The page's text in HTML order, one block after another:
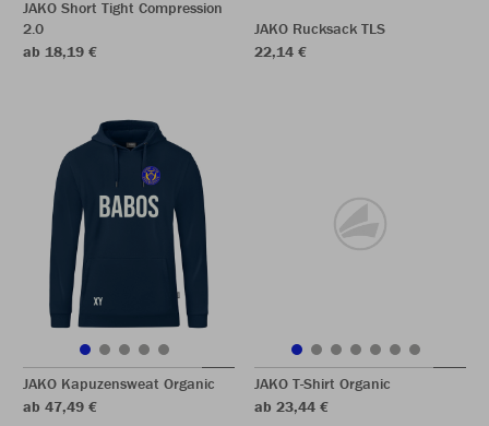
JAKO Short Tight Compression
2.0
ab 18,19 €
JAKO Rucksack TLS
22,14 €
JAKO Kapuzensweat Organic
ab 47,49 €
JAKO T-Shirt Organic
ab 23,44 €